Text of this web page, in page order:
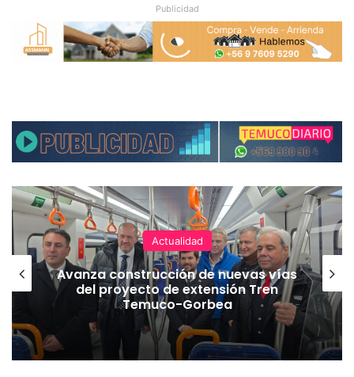
Publicidad
Actualidad
Avanza construcción de nuevas vías
del proyecto de extensión Tren
Temuco-Gorbea